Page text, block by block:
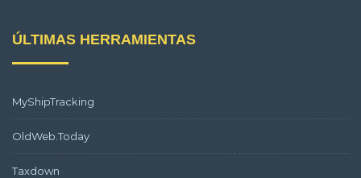
ÚLTIMAS HERRAMIENTAS
MyShipTracking
OldWeb.Today
Taxdown